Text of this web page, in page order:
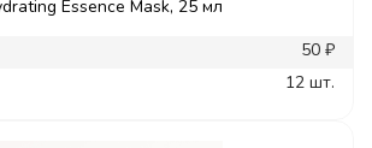
Essence Mask, 25 мл
50 ₽
12 шт.